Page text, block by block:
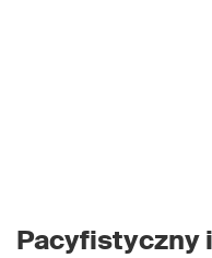
Pacyfistyczny